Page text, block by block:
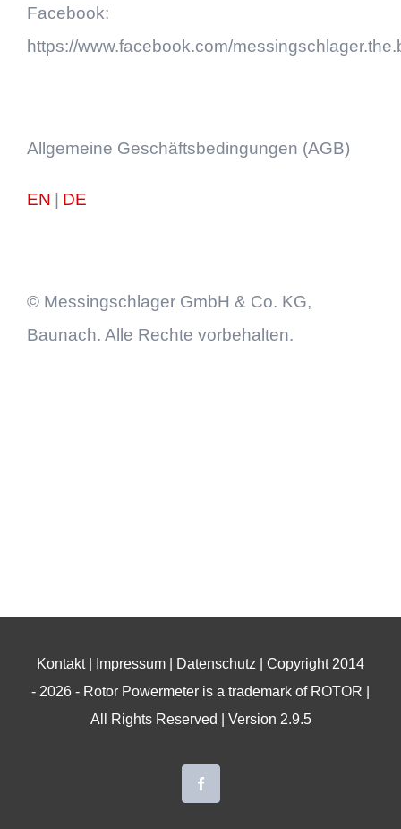
Facebook:
https://www.facebook.com/
Allgemeine Geschäftsbedingungen (AGB)
EN | DE
© Messingschlager GmbH & Co. KG,
Baunach. Alle Rechte vorbehalten.
Kontakt Impressum Datenschutz
| Copyright 2014
- 2026 - Rotor Powermeter is a trademark of ROTOR
All Rights Reserved | Version 2.9.5
Facebook